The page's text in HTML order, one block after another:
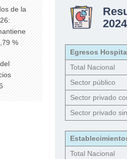
de
(ECV)
del Adulto
de la
%
2024
Egresos
Total Nacional
Sector público
Sector privado
Sector privado
Total Nacional